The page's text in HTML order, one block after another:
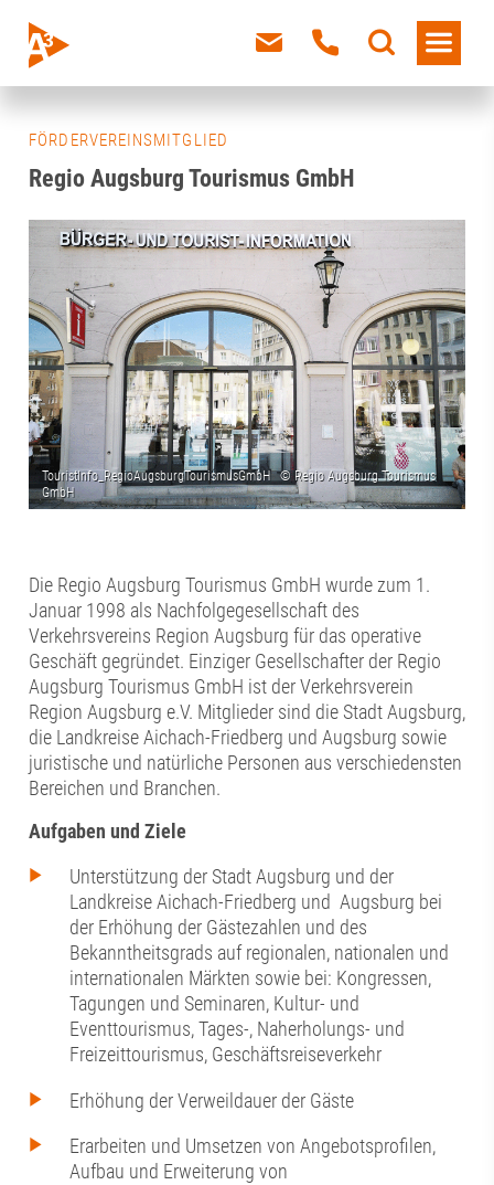
FÖRDERVEREINSMITGLIED
Regio Augsburg Tourismus GmbH
Die Regio Augsburg Tourismus GmbH wurde zum 1.
Januar 1998 als Nachfolgegesellschaft des
Verkehrsvereins Region Augsburg für das operative
Geschäft gegründet. Einziger Gesellschafter der Regio
Augsburg Tourismus GmbH ist der Verkehrsverein
Region Augsburg e.V. Mitglieder sind die Stadt Augsburg,
die Landkreise Aichach-Friedberg und Augsburg sowie
juristische und natürliche Personen aus verschiedensten
Bereichen und Branchen.
Aufgaben und Ziele
Unterstützung der Stadt Augsburg und der
Landkreise Aichach-Friedberg und Augsburg bei
der Erhöhung der Gästezahlen und des
Bekanntheitsgrads auf regionalen, nationalen und
internationalen Märkten sowie bei: Kongressen,
Tagungen und Seminaren, Kultur- und
Eventtourismus, Tages-, Naherholungs- und
Freizeittourismus, Geschäftsreiseverkehr
Erhöhung der Verweildauer der Gäste
Erarbeiten und Umsetzen von Angebotsprofilen,
Aufbau und Erweiterung von